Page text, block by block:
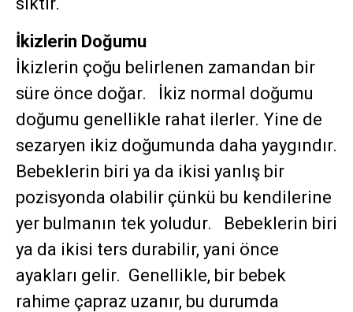
İkizlerin Doğumu
İkizlerin çoğu belirlenen zamandan bir
süre önce doğar. İkiz normal doğumu
doğumu genellikle rahat ilerler. Yine de
sezaryen ikiz doğumunda daha yaygındır.
Bebeklerin biri ya da ikisi yanlış bir
pozisyonda olabilir çünkü bu kendilerine
yer bulmanın tek yoludur. Bebeklerin biri
ya da ikisi ters durabilir, yani önce
ayakları gelir. Genellikle, bir bebek
rahime çapraz uzanır, bu durumda